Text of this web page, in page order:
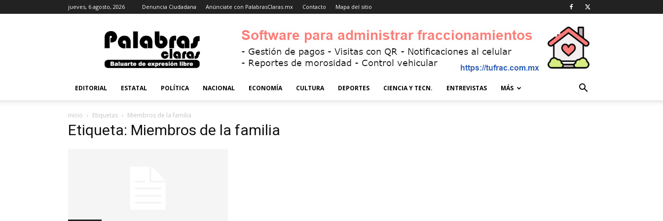
jueves, 6 agosto, 2026 Denuncia Ciudadana Anúnciate con PalabrasClaras.mx Contacto Mapa del sitio
PalabrasClaras.mx
EDITORIAL ESTATAL POLÍTICA NACIONAL ECONOMÍA CULTURA DEPORTES CIENCIA Y TECN. ENTREVISTAS MÁS
Inicio Etiquetas Miembros de la familia
Etiqueta: Miembros de la familia